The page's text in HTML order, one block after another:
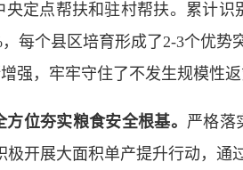
定点帮扶和驻村帮扶。累计识
每个县区培育形成了2-3个优
强，牢牢守住了不发生规模性返
位夯实粮食安全根基。 严格落
开展大面积单产提升行动，通